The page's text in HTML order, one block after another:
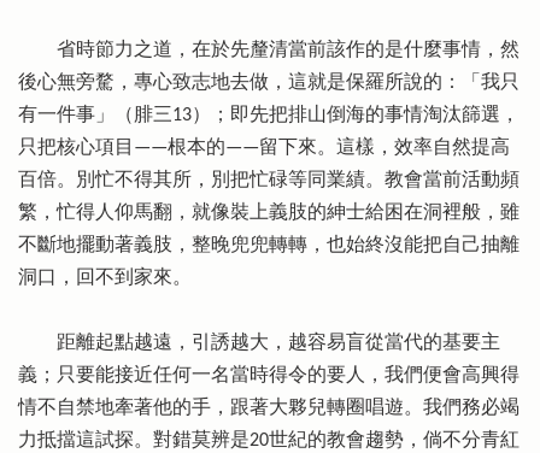
省時節力之道，在於先釐清當前該作的是什麼事情，然
後心無旁騖，專心致志地去做，這就是保羅所說的：「我只
有一件事」（腓三13）；即先把排山倒海的事情淘汰篩選，
只把核心項目——根本的——留下來。這樣，效率自然提高
百倍。別忙不得其所，別把忙碌等同業績。教會當前活動頻
繁，忙得人仰馬翻，就像裝上義肢的紳士給困在洞裡般，雖
不斷地擺動著義肢，整晚兜兜轉轉，也始終沒能把自己抽離
洞口，回不到家來。
距離起點越遠，引誘越大，越容易盲從當代的基要主
義；只要能接近任何一名當時得令的要人，我們便會高興得
情不自禁地牽著他的手，跟著大夥兒轉圈唱遊。我們務必竭
力抵擋這試探。對錯莫辨是20世紀的教會趨勢，倘不分青紅